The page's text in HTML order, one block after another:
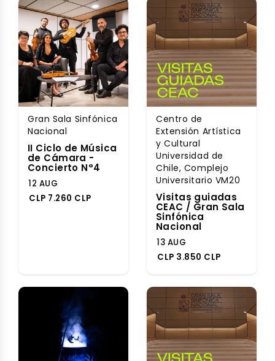
Gran Sala Sinfónica
Nacional
II Ciclo de Música
de Cámara -
Concierto N°4
12 AUG
CLP 7.260 CLP
Centro de
Extensión Artística
y Cultural
Universidad de
Chile, Complejo
Universitario VM20
Visitas guiadas
CEAC / Gran Sala
Sinfónica
Nacional
13 AUG
CLP 3.850 CLP